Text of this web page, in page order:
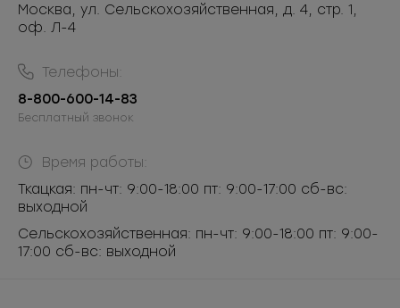
Москва, ул. Сельскохозяйственная, д. 4, стр. 1,
оф. Л-4
Телефоны:
8-800-600-14-83
Бесплатный звонок
Время работы:
Ткацкая: пн-чт: 9:00-18:00 пт: 9:00-17:00 сб-вс:
выходной
Сельскохозяйственная: пн-чт: 9:00-18:00 пт: 9:00-
17:00 сб-вс: выходной